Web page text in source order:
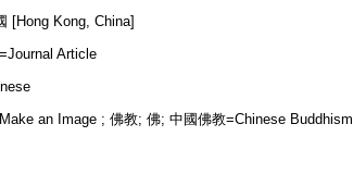
[Hong Kong, China]
Article
an Image ; 佛教; 佛; 中國佛教=Chinese Buddhism